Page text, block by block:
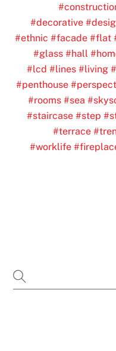
#decorative
#ethnic #facade #flat
#glass #hall
#lcd #lines #living
#penthouse
#rooms #sea
#staircase #step
#terrace
#worklife